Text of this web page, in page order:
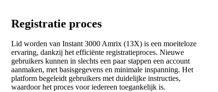
Registratie proces
Lid worden van Instant 3000 Amrix (13X) is een moeiteloze
ervaring, dankzij het efficiënte registratieproces. Nieuwe
gebruikers kunnen in slechts een paar stappen een account
aanmaken, met basisgegevens en minimale inspanning. Het
platform begeleidt gebruikers met duidelijke instructies,
waardoor het proces voor iedereen toegankelijk is.